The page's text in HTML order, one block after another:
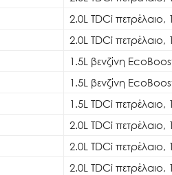
2.0L TDCi πετρέλαιο,
2.0L TDCi πετρέλαιο,
1.5L βενζίνη
1.5L βενζίνη
1.5L TDCi πετρέλαιο,
2.0L TDCi πετρέλαιο,
2.0L TDCi πετρέλαιο,
2.0L TDCi πετρέλαιο,